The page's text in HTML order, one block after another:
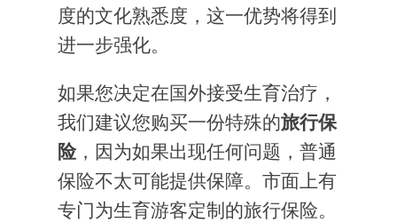
度的文化熟悉度，这一优势将得到
进一步强化。
如果您决定在国外接受生育治疗，
我们建议您购买一份特殊的旅行保
险，因为如果出现任何问题，普通
保险不太可能提供保障。市面上有
专门为生育游客定制的旅行保险。